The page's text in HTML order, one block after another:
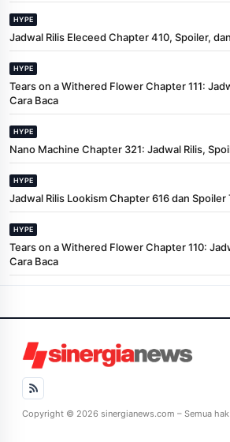
HYPE
Jadwal Rilis Eleceed Chapter 410, Spoiler,
HYPE
Tears on a Withered Flower Chapter 111:
Cara Baca
HYPE
Nano Machine Chapter 321: Jadwal Rilis,
HYPE
Jadwal Rilis Lookism Chapter 616 dan Spoiler
HYPE
Tears on a Withered Flower Chapter 110:
Cara Baca
Copyright © 2026 sinergianews.com – Semua